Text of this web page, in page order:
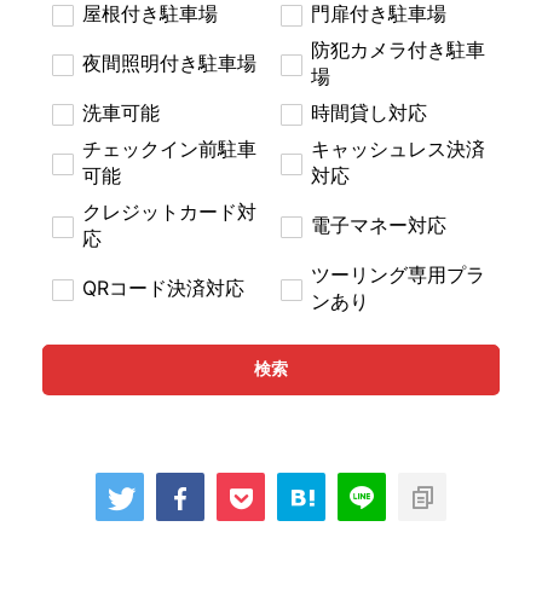
屋根付き駐車場
門扉付き駐車場
夜間照明付き駐車場
防犯カメラ付き駐車
場
洗車可能
時間貸し対応
チェックイン前駐車
可能
キャッシュレス決済
対応
クレジットカード対
応
電子マネー対応
QRコード決済対応
ツーリング専用プラ
ンあり
検索